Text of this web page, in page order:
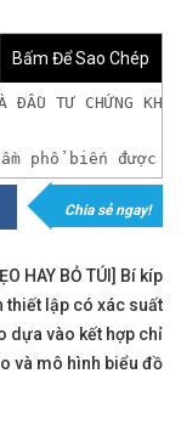
Bấm Để Sao Chép
TƯ CHỨNG
phổ biến được
neu-
𝐧𝐡ấ𝐭 𝐭𝐡ế
𝘜𝘺 𝘛í𝘯 𝘷à
𝘯ổ𝘪 𝘵𝘪ế𝘯𝘨
Chia sẻ ngay!
HAY BỎ TÚI] Bí kíp
thiết lập có xác suất
dựa vào kết hợp chỉ
và mô hình biểu đồ